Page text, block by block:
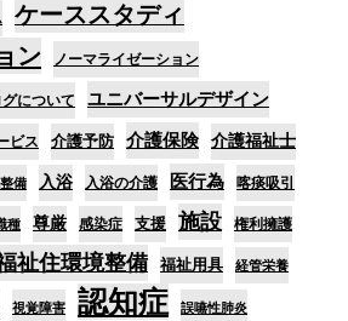
ケーススタディ
ン
ノーマライゼーション
グについて ユニバーサルデザイン
ビス 介護予防 介護保険 介護福祉士
備 入浴 入浴の介護 医行為 喀痰吸引
種 尊厳 感染症 支援 施設 権利擁護
祉住環境整備 福祉用具 経管栄養
視覚障害 認知症 誤嚥性肺炎